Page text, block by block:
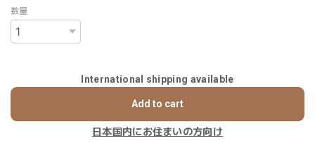
数量
International shipping available
Add to cart
日本国内にお住まいの方向け